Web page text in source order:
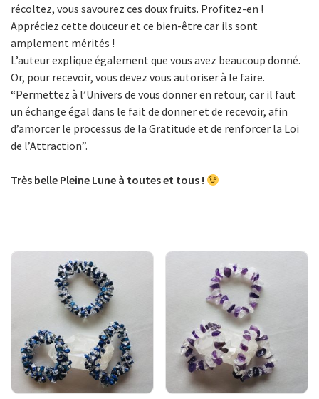
récoltez, vous savourez ces doux fruits. Profitez-en !
Appréciez cette douceur et ce bien-être car ils sont
amplement mérités !
L’auteur explique également que vous avez beaucoup donné.
Or, pour recevoir, vous devez vous autoriser à le faire.
“Permettez à l’Univers de vous donner en retour, car il faut
un échange égal dans le fait de donner et de recevoir, afin
d’amorcer le processus de la Gratitude et de renforcer la Loi
de l’Attraction”.
Très belle Pleine Lune à toutes et tous !